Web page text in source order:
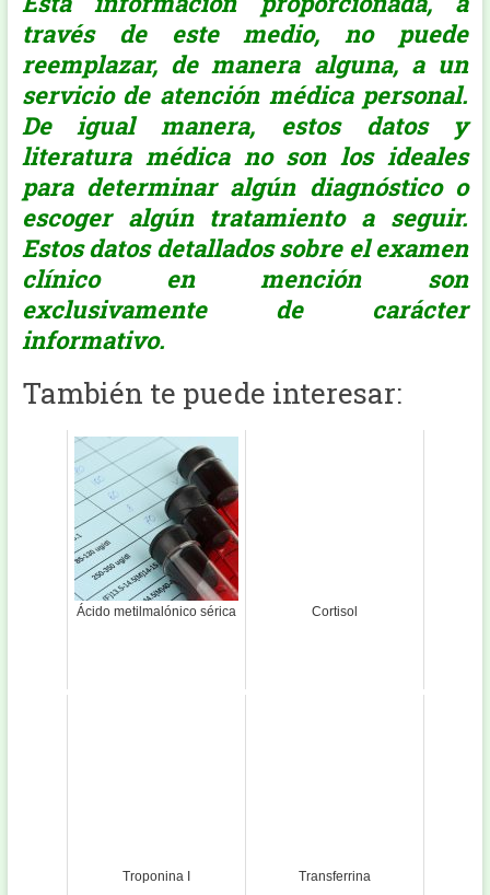
través de este medio, no puede
reemplazar, de manera alguna, a un
servicio de atención médica personal.
De igual manera, estos datos y
literatura médica no son los ideales
para determinar algún diagnóstico o
escoger algún tratamiento a seguir.
Estos datos detallados sobre el examen
clínico en mención son
exclusivamente de carácter
informativo.
También te puede interesar:
Ácido metilmalónico sérica Cortisol
Troponina I Transferrina